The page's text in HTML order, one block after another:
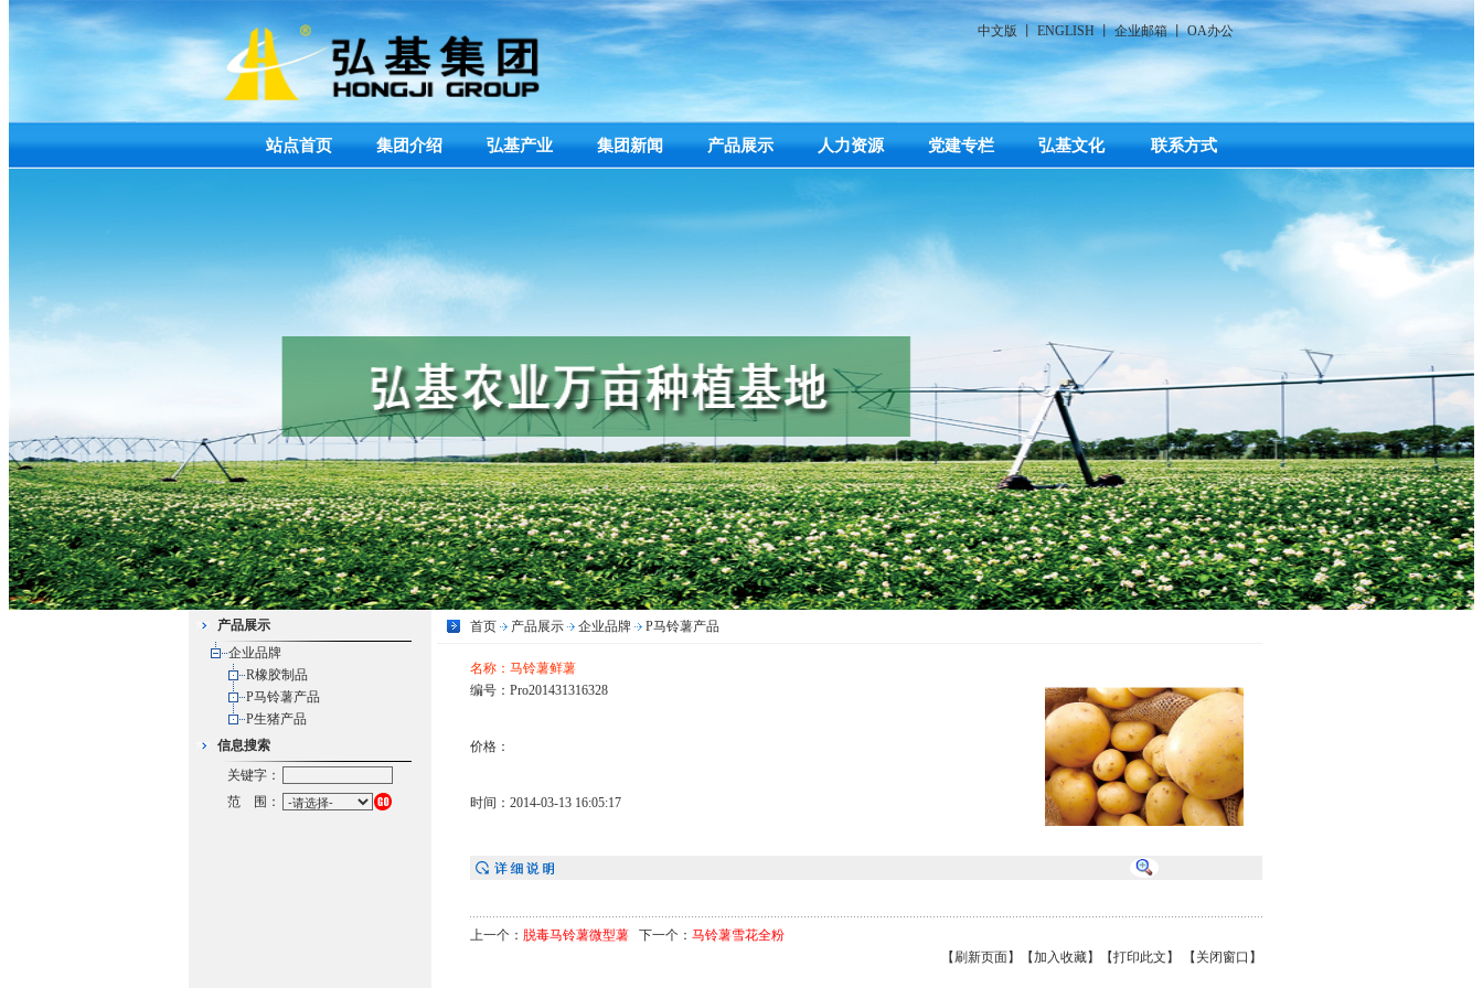
中文版 ENGLISH丨企业邮箱丨OA办公
站点首页 集团介绍 弘基产业 集团新闻 产品展示 人力资源 党建专栏 弘基文化 联系方式
产品展示
企业品牌
R橡胶制品
P马铃薯产品
P生猪产品
信息搜索
关键字：
范 围：
首页 产品展示 企业品牌 P马铃薯产品
名称：马铃薯鲜薯
编号：Pro201431316328
价格：
时间：2014-03-13 16:05:17
上一个： 脱毒马铃薯微型薯下一个： 马铃薯雪花全粉
【刷新页面】
【加入收藏】 【打印此文】 【关闭窗口】